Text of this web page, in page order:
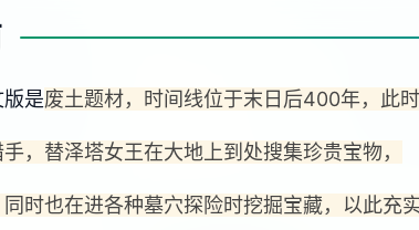
是废土题材，时间线位于末日后400年，此
，替泽塔女王在大地上到处搜集珍贵宝物，
时也在进各种墓穴探险时挖掘宝藏，以此充实